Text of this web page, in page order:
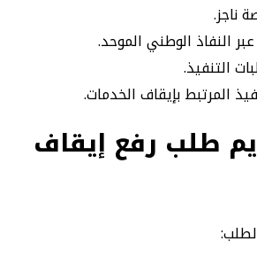
ناجز.
النفاذ الوطني الموحد.
التنفيذ.
المرتبط بإيقاف الخدمات.
طلب رفع إيقاف